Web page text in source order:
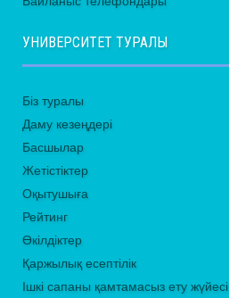
УНИВЕРСИТЕТ ТУРАЛЫ
Біз туралы
Даму кезеңдері
Басшылар
Жетістіктер
Оқытушыға
Рейтинг
Өкілдіктер
Қаржылық есептілік
Ішкі сапаны қамтамасыз ету жүйесі